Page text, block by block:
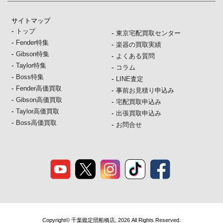
サイトマップ
- トップ
- Fender特集
-Gibson特集
-Taylor特集
- Boss特集
- Fender高価買取
-Gibson高価買取
-Taylor高価買取
- Boss高価買取
- 東京宅配買取センター
- 楽器の買取実績
- よくある質問
- コラム
- LINE査定
- 事前お見積り申込み
- 宅配買取申込み
- 出張買取申込み
- お問合せ
Copyright© 千葉鑑定団船橋店, 2026 All Rights Reserved.